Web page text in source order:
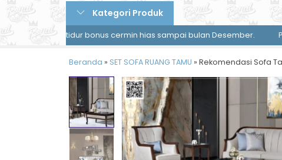
Desain Meja Konsul
Meja Kantor Direktur
Kategori Produk
tidur bonus cermin hias sampai bulan Desember. Pemesanan
Beranda » SET SOFA RUANG TAMU » Rekomendasi Sofa